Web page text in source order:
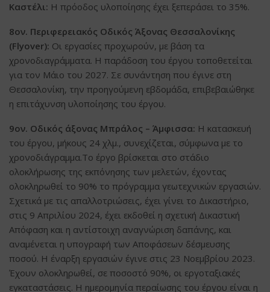
Καστέλι: Η πρόοδος υλοποίησης έχει ξεπεράσει το 35%.
8ον. Περιφερειακός Οδικός Άξονας Θεσσαλονίκης
(Flyover): Οι εργασίες προχωρούν, με βάση τα
χρονοδιαγράμματα. Η παράδοση του έργου τοποθετείται
για τον Μάιο του 2027. Σε συνάντηση που έγινε στη
Θεσσαλονίκη, την προηγούμενη εβδομάδα, επιβεβαιώθηκε
η επιτάχυνση υλοποίησης του έργου.
9ον. Οδικός άξονας Μπράλος – Άμφισσα: Η κατασκευή
του έργου, μήκους 24 χλμ., συνεχίζεται, σύμφωνα με το
χρονοδιάγραμμα.Το έργο βρίσκεται στο στάδιο
ολοκλήρωσης της εκπόνησης των μελετών, έχοντας
ολοκληρωθεί το 90% το πρόγραμμα γεωτεχνικών εργασιών.
Σχετικά με τις απαλλοτριώσεις, έχει γίνει το Δικαστήριο,
στις 9 Απριλίου 2024, έχει εκδοθεί η σχετική Δικαστική
Απόφαση και η αντίστοιχη αναγνώριση δαπάνης, και
αναμένεται η υπογραφή των Αποφάσεων δέσμευσης
ποσού. Η έναρξη εργασιών έγινε στις 23 Νοεμβρίου 2023.
Έχουν ολοκληρωθεί, σε ποσοστό 90%, οι εργοταξιακές
εγκαταστάσεις. Η ημερομηνία περαίωσης του έργου είναι η